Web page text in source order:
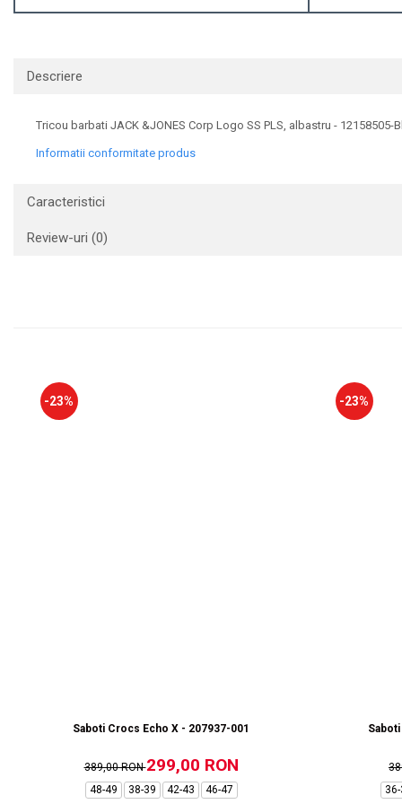
Descriere
Tricou barbati JACK &JONES Corp Logo SS PLS, albastru - 12158505-
Informatii conformitate produs
Caracteristici
Review-uri (0)
-23%
Saboti Crocs Echo X - 207937-001
389,00 RON299,00 RON
48-49 38-39 42-43 46-47
-23%